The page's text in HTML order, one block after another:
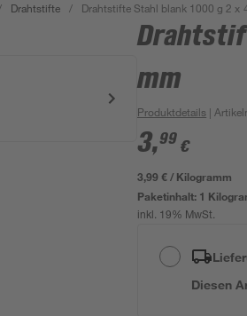
Drahtstifte / Drahtstifte Stahl blank 1000 g 2 x
mm
Produktdetails |
3,99 €
3,99 € / Kilogramm
Paketinhalt: 1
inkl. 19% MwSt.
Diesen